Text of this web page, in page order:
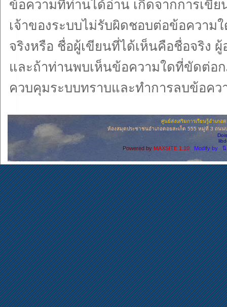
ข้อความที่ท่านได้อ่าน เกิดจากการเ
เจ้าของระบบไม่รับผิดชอบต่อข้อความ
จริงหรือ ชื่อผู้เขียนที่ได้เห็นคือชื่อจริง
และถ้าท่านพบเห็นข้อความใดที่ขัดต่อ
ควบคุมระบบทราบและทำการลบข้อค
ศูนย์ส่งเสริมการเรียนรู้อำเภ
ห้องสมุดประชาชนอำเภอดอยสะเก็ด 555 หมู่ที่ 3 ถนน
Powered by MAXSITE 1.10 Modify by